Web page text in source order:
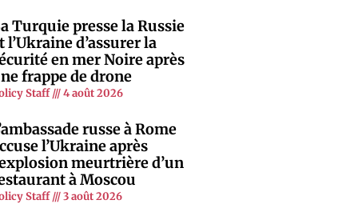
Turquie presse la Russie
l’Ukraine d’assurer la
en mer Noire après
frappe de drone
Staff 4 août 2026
russe à Rome
l’Ukraine après
meurtrière d’un
à Moscou
Staff 3 août 2026